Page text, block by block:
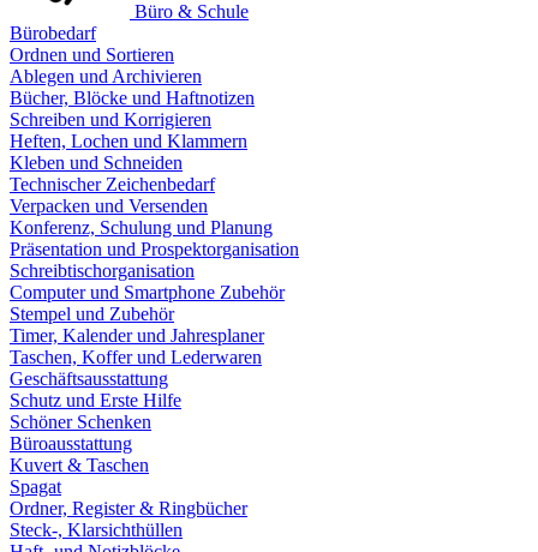
Büro & Schule
Bürobedarf
Ordnen und Sortieren
Ablegen und Archivieren
Bücher, Blöcke und Haftnotizen
Schreiben und Korrigieren
Heften, Lochen und Klammern
Kleben und Schneiden
Technischer Zeichenbedarf
Verpacken und Versenden
Konferenz, Schulung und Planung
Präsentation und Prospektorganisation
Schreibtischorganisation
Computer und Smartphone Zubehör
Stempel und Zubehör
Timer, Kalender und Jahresplaner
Taschen, Koffer und Lederwaren
Geschäftsausstattung
Schutz und Erste Hilfe
Schöner Schenken
Büroausstattung
Kuvert & Taschen
Spagat
Ordner, Register & Ringbücher
Steck-, Klarsichthüllen